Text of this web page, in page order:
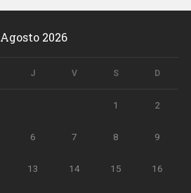
Agosto 2026
J V S D
1 2
6 7 8 9
13 14 15 16